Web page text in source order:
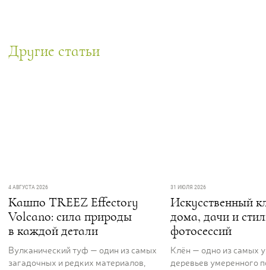
Другие статьи
4 АВГУСТА 2026
Кашпо TREEZ Effectory
Volcano: сила природы
в каждой детали
Вулканический туф — один из самых
загадочных и редких материалов,
31 ИЮЛЯ 2026
Искусственный
дома, дачи и
фотосессий
Клён — одно из самых
деревьев умеренного